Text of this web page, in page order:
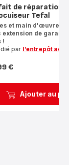
Ajouter au
de réparation
Tefal
et main d'œuvre
extension de
!
par l’entrepôt
€